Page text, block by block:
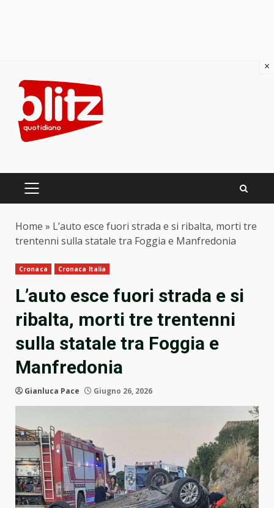
content
PRIMARY
Home » L’auto esce fuori strada e si ribalta, morti tre
trentenni sulla statale tra Foggia e Manfredonia
Cronaca Cronaca Italia
L’auto esce fuori strada e si
ribalta, morti tre trentenni
sulla statale tra Foggia e
Manfredonia
Gianluca Pace Giugno 26, 2026
×